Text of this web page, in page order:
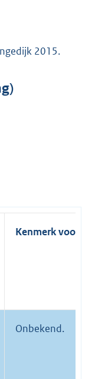
2015.
Kenmerk voorstel
Onbekend.